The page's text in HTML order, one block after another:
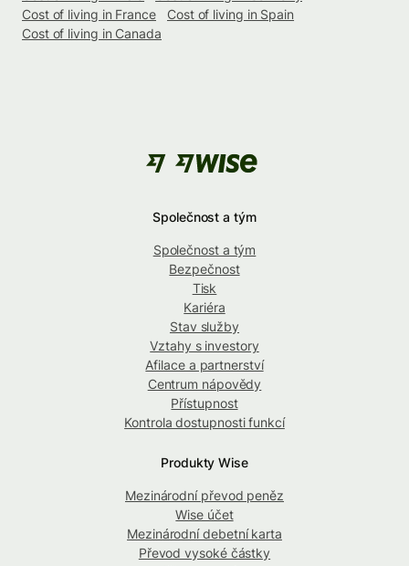
Cost of living in France
Cost of living in Spain
Cost of living in Canada
Společnost a tým
Společnost a tým
Bezpečnost
Tisk
Kariéra
Stav služby
Vztahy s investory
Afilace a partnerství
Centrum nápovědy
Přístupnost
Kontrola dostupnosti funkcí
Produkty Wise
Mezinárodní převod peněz
Wise účet
Mezinárodní debetní karta
Převod vysoké částky